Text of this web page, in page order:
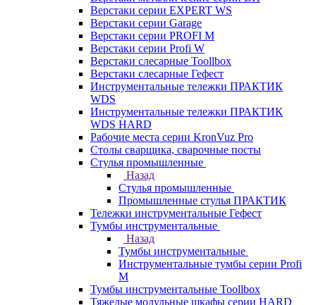
Верстаки серии EXPERT WS
Верстаки серии Garage
Верстаки серии PROFI M
Верстаки серии Profi W
Верстаки слесарные Toollbox
Верстаки слесарные Гефест
Инструментальные тележки ПРАКТИК
WDS
Инструментальные тележки ПРАКТИК
WDS HARD
Рабочие места серии KronVuz Pro
Столы сварщика, сварочные посты
Стулья промышленные
Назад
Стулья промышленные
Промышленные стулья ПРАКТИК
Тележки инструментальные Гефест
Тумбы инструментальные
Назад
Тумбы инструментальные
Инструментальные тумбы серии Profi
M
Тумбы инструментальные Toollbox
Тяжелые модульные шкафы серии HARD